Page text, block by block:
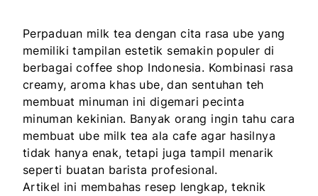
Perpaduan milk tea dengan cita rasa ube yang
memiliki tampilan estetik semakin populer di
berbagai coffee shop Indonesia. Kombinasi rasa
creamy, aroma khas ube, dan sentuhan teh
membuat minuman ini digemari pecinta
minuman kekinian. Banyak orang ingin tahu cara
membuat ube milk tea ala cafe agar hasilnya
tidak hanya enak, tetapi juga tampil menarik
seperti buatan barista profesional.
Artikel ini membahas resep lengkap, teknik